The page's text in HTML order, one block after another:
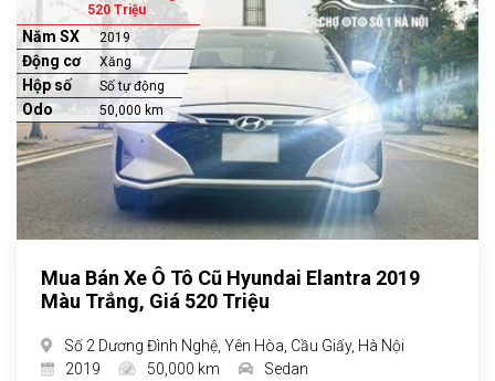
520 Triệu
Năm SX 2019
Động cơ Xăng
Hộp số Số tự động
Odo 50,000 km
Mua Bán Xe Ô Tô Cũ Hyundai Elantra 2019
Màu Trắng, Giá 520 Triệu
Số 2 Dương Đình Nghệ, Yên Hòa, Cầu Giấy, Hà Nội
2019
50,000 km Sedan